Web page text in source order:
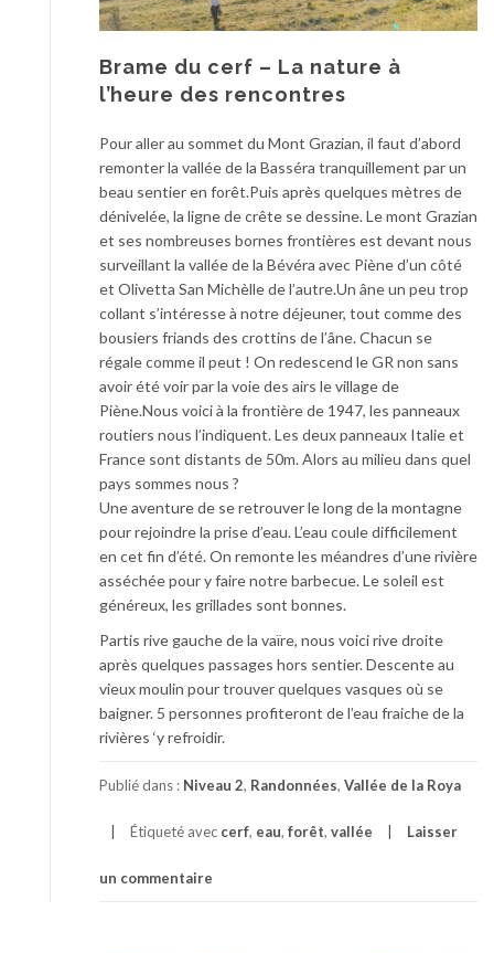
Brame du cerf – La nature à
l’heure des rencontres
Pour aller au sommet du Mont Grazian, il faut d’abord
remonter la vallée de la Basséra tranquillement par un
beau sentier en forêt.Puis après quelques mètres de
dénivelée, la ligne de crête se dessine. Le mont Grazian
et ses nombreuses bornes frontières est devant nous
surveillant la vallée de la Bévéra avec Piène d’un côté
et Olivetta San Michèlle de l’autre.Un âne un peu trop
collant s’intéresse à notre déjeuner, tout comme des
bousiers friands des crottins de l’âne. Chacun se
régale comme il peut ! On redescend le GR non sans
avoir été voir par la voie des airs le village de
Piène.Nous voici à la frontière de 1947, les panneaux
routiers nous l’indiquent. Les deux panneaux Italie et
France sont distants de 50m. Alors au milieu dans quel
pays sommes nous ?
Une aventure de se retrouver le long de la montagne
pour rejoindre la prise d’eau. L’eau coule difficilement
en cet fin d’été. On remonte les méandres d’une rivière
asséchée pour y faire notre barbecue. Le soleil est
généreux, les grillades sont bonnes.
Partis rive gauche de la vaïre, nous voici rive droite
après quelques passages hors sentier. Descente au
vieux moulin pour trouver quelques vasques où se
baigner. 5 personnes profiteront de l’eau fraiche de la
rivières ‘y refroidir.
Publié dans : Niveau 2, Randonnées, Vallée de la Roya
Étiqueté avec cerf, eau, forêt, vallée Laisser
un commentaire